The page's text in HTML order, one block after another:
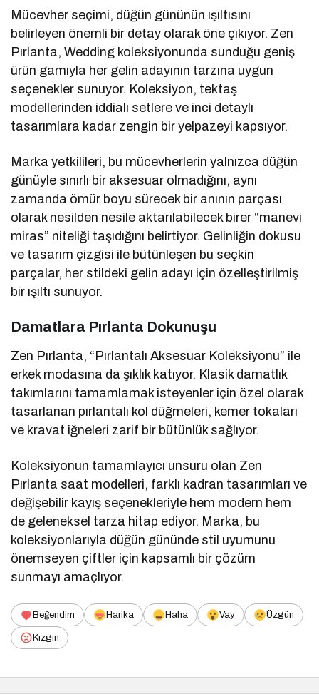
Mücevher seçimi, düğün gününün ışıltısını
belirleyen önemli bir detay olarak öne çıkıyor. Zen
Pırlanta, Wedding koleksiyonunda sunduğu geniş
ürün gamıyla her gelin adayının tarzına uygun
seçenekler sunuyor. Koleksiyon, tektaş
modellerinden iddialı setlere ve inci detaylı
tasarımlara kadar zengin bir yelpazeyi kapsıyor.
Marka yetkilileri, bu mücevherlerin yalnızca düğün
günüyle sınırlı bir aksesuar olmadığını, aynı
zamanda ömür boyu sürecek bir anının parçası
olarak nesilden nesile aktarılabilecek birer “manevi
miras” niteliği taşıdığını belirtiyor. Gelinliğin dokusu
ve tasarım çizgisi ile bütünleşen bu seçkin
parçalar, her stildeki gelin adayı için özelleştirilmiş
bir ışıltı sunuyor.
Damatlara Pırlanta Dokunuşu
Zen Pırlanta, “Pırlantalı Aksesuar Koleksiyonu” ile
erkek modasına da şıklık katıyor. Klasik damatlık
takımlarını tamamlamak isteyenler için özel olarak
tasarlanan pırlantalı kol düğmeleri, kemer tokaları
ve kravat iğneleri zarif bir bütünlük sağlıyor.
Koleksiyonun tamamlayıcı unsuru olan Zen
Pırlanta saat modelleri, farklı kadran tasarımları ve
değişebilir kayış seçenekleriyle hem modern hem
de geleneksel tarza hitap ediyor. Marka, bu
koleksiyonlarıyla düğün gününde stil uyumunu
önemseyen çiftler için kapsamlı bir çözüm
sunmayı amaçlıyor.
Beğendim Harika Haha Vay Üzgün
Kızgın